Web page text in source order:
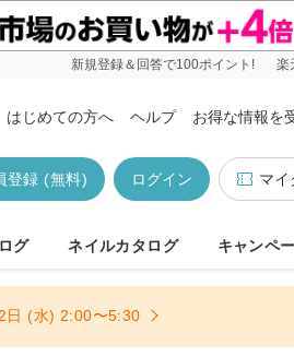
新規登録＆回答で100ポイント! 楽
はじめての方へ ヘルプ お得な情報を
マイ
ログイン
登録 (無料)
グ ネイルカタログ キャンペ
日 (水) 2:00〜5:30